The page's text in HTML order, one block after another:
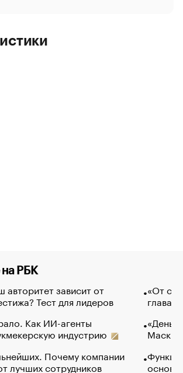
на РБК
авторитет зависит от
Тест для лидеров
Как ИИ-агенты
индустрию
Почему компании
лучших сотрудников
«От
глава
Маск в
основ